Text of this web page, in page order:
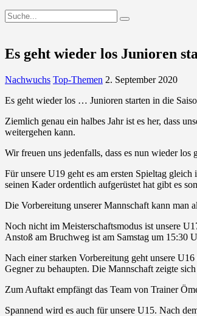
Es geht wieder los Junioren
Nachwuchs Top-Themen 2. September 2020
Es geht wieder los … Junioren starten in die
Ziemlich genau ein halbes Jahr ist es her, dass
weitergehen kann.
Wir freuen uns jedenfalls, dass es nun wieder
Für unsere U19 geht es am ersten Spieltag
seinen Kader ordentlich aufgerüstet hat gibt es
Die Vorbereitung unserer Mannschaft kann man
Noch nicht im Meisterschaftsmodus ist unsere
Anstoß am Bruchweg ist am Samstag um 15:30
Nach einer starken Vorbereitung geht unsere
Gegner zu behaupten. Die Mannschaft zeigte
Zum Auftakt empfängt das Team von Trainer
Spannend wird es auch für unsere U15. Nach